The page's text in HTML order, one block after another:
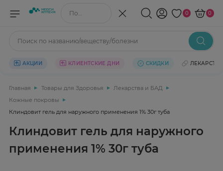
Поиск по названию/веществу 0 0
Поиск по названию/веществу/болезни
АКЦИИ КЛИЕНТСКИЕ ДНИ СКИДКИ ЛЕКАРСТВА
Главная Товары для Здоровья
Лекарства и БАД
Кожные покровы
Клиндовит гель для наружного применения 1% 30г туба
Клиндовит гель для наружного
применения 1% 30г туба